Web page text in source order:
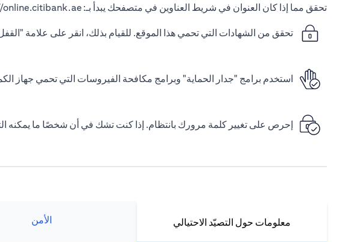
تحقق مما إذا كان العنوان في شريط العناوين في متصفحك يبدأ بـ:
تحقق من الشهادات التي تحمي هذا الموقع. للقيام بذلك، انقر على علامة
استخدم برامج "جدار الحماية" وبرامج مكافحة الفيروسات التي تحمي جهاز
إحرص على تغيير كلمة مرورك بانتظام. إذا كنت تشك في أن شخصًا ما يمكنه
معلومات حول التصيّد الاحتيالي الأمن